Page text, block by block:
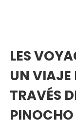
LES
UN
TRAVÉS